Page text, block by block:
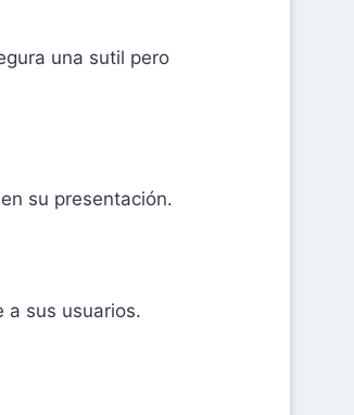
una sutil pero
su presentación.
a sus usuarios.